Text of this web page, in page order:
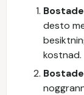
desto
kostnad.